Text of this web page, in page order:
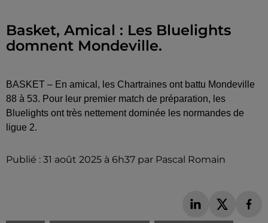
Basket, Amical : Les Bluelights
domnent Mondeville.
BASKET – En amical, les Chartraines ont battu Mondeville
88 à 53. Pour leur premier match de préparation, les
Bluelights ont très nettement dominée les normandes de
ligue 2.
Publié : 31 août 2025 à 6h37 par Pascal Romain